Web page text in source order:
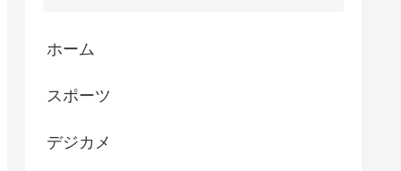
ホーム
スポーツ
デジカメ